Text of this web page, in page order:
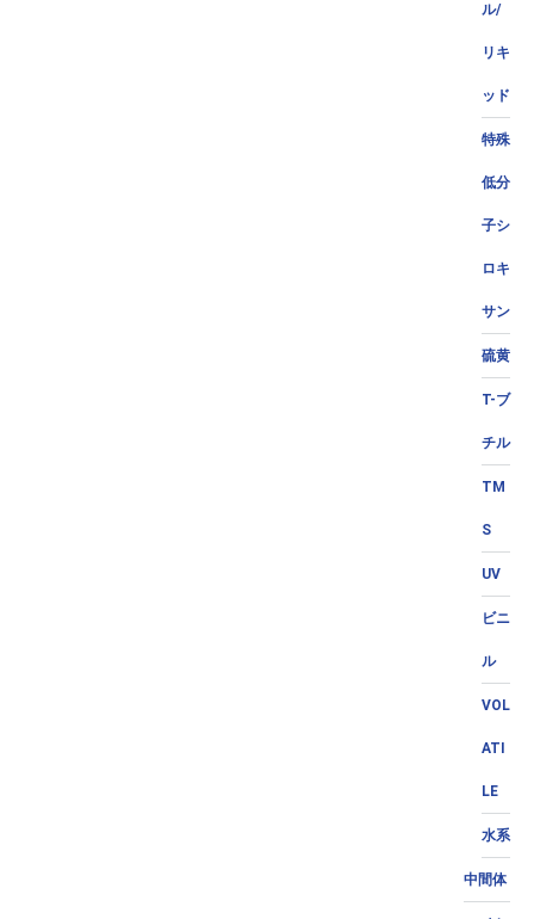
ル/
リキ
ッド
特殊
低分
子シ
ロキ
サン
硫黄
T-ブ
チル
TM
S
UV
ビニ
ル
VOL
ATI
LE
水系
中間体